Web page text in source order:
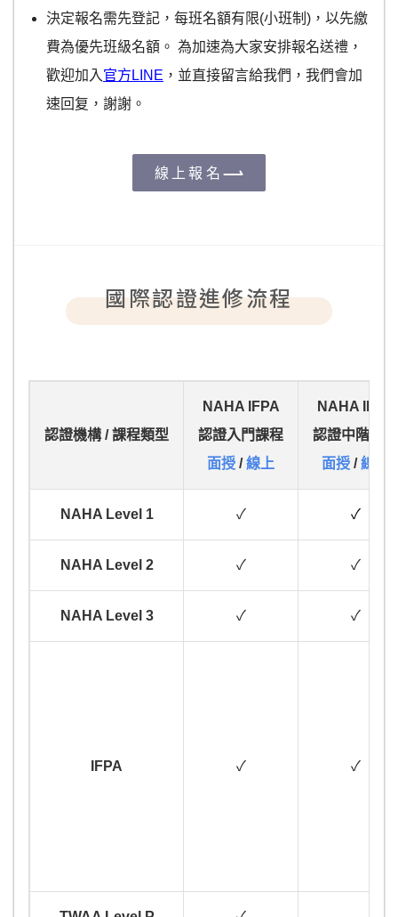
決定報名需先登記，每班名額有限(小班制)，以先繳
費為優先班級名額。 為加速為大家安排報名送禮，
歡迎加入 官方LINE ，並直接留言給我們，我們會加
速回复，謝謝。
線上報名
國際認證進修流程
認證機構 / 課程類型
NAHA IFPA
認證入門課程
面授 /線上
NAHA IFPA
認證中階課程
面授 /線上
NAHA Level 1 ✓ ✓
NAHA Level 2 ✓ ✓
NAHA Level 3 ✓ ✓
IFPA ✓ ✓